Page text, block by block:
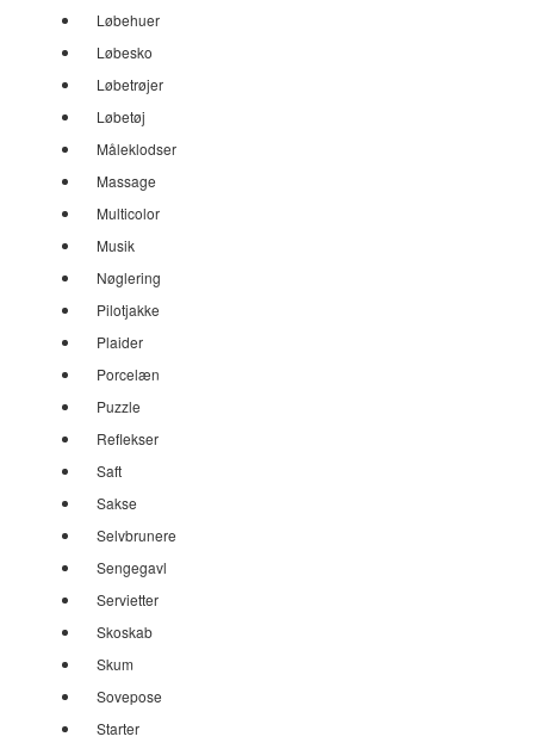
Løbehuer
Løbesko
Løbetrøjer
Løbetøj
Måleklodser
Massage
Multicolor
Musik
Nøglering
Pilotjakke
Plaider
Porcelæn
Puzzle
Reflekser
Saft
Sakse
Selvbrunere
Sengegavl
Servietter
Skoskab
Skum
Sovepose
Starter